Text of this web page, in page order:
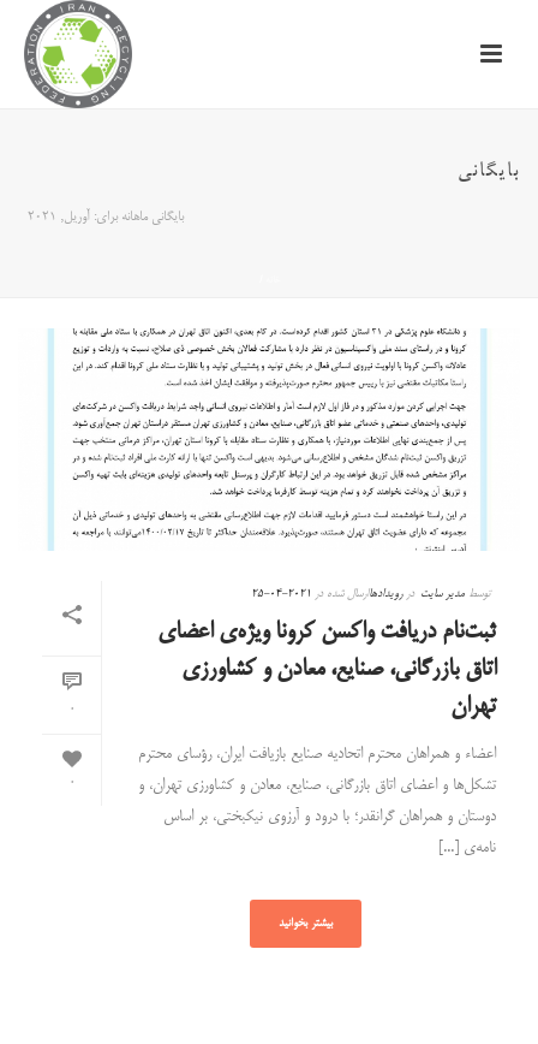
بایگانی
بایگانی ماهانه برای: آوریل, 2021
0
0
توسط مدیر سایت دررویدادهاارسال شده در 2021-04-25
ثبت‌نام دریافت واکسن کرونا ویژه‌ی اعضای
اتاق بازرگانی، صنایع، معادن و کشاورزی
تهران
اعضاء و همراهان محترم اتحادیه صنایع بازیافت ایران، رؤسای محترم
تشکل‌ها و اعضای اتاق بازرگانی، صنایع، معادن و کشاورزی تهران، و
دوستان و همراهان گرانقدر؛ با درود و آرزوی نیکبختی، بر اساس
نامه‌ی [...]
بیشتر بخوانید